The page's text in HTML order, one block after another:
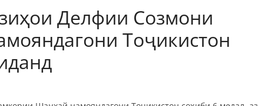
Делфии Созмони
Тоҷикистон